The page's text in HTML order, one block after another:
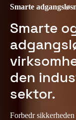
Smarte
Smarte
den
sektor.
Forbedr